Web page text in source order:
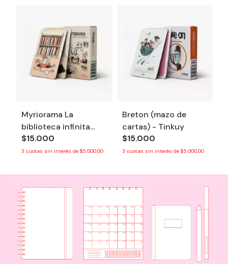
Myriorama La
biblioteca infinita
(mazo de cartas) -
Tinkuy
$15.000
3 cuotas sin interés de $5.000,00
Breton (mazo de
cartas) - Tinkuy
$15.000
3 cuotas sin interés de $5.000,00